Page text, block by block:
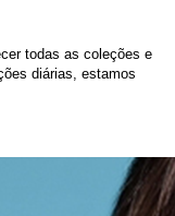
todas as coleções e
diárias, estamos